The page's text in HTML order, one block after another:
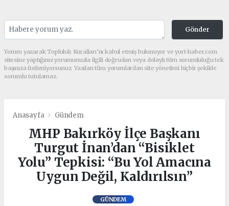
Gönder
Yorum yazarak Topluluk Kuralları’nı kabul etmiş bulunuyor ve yurt-haber.com
sitesine yaptığınız yorumunuzla ilgili doğrudan veya dolaylı tüm sorumluluğu tek
başınıza üstleniyorsunuz. Yazılan tüm yorumlardan site yönetimi hiçbir şekilde
sorumlu tutulamaz.
Anasayfa Gündem
MHP Bakırköy İlçe Başkanı
Turgut İnan’dan “Bisiklet
Yolu” Tepkisi: “Bu Yol Amacına
Uygun Değil, Kaldırılsın”
GÜNDEM